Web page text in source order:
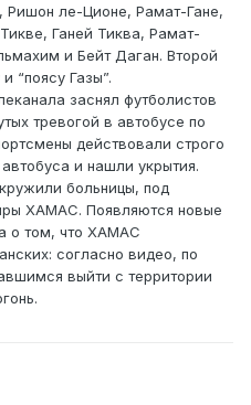
ле-Ционе, Рамат-Гане,
Ганей Тиква, Рамат-
и Бейт Даган. Второй
“поясу Газы”.
заснял футболистов
тревогой в автобусе по
действовали строго
и нашли укрытия.
больницы, под
ХАМАС. Появляются новые
о том, что ХАМАС
согласно видео, по
выйти с территории